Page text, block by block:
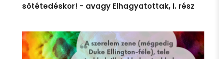
sötétedéskor! - avagy Elhagyatottak, I. rész